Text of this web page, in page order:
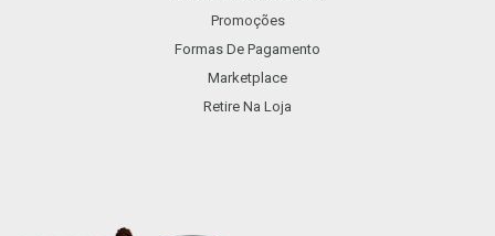
Promoções
Formas De Pagamento
Marketplace
Retire Na Loja